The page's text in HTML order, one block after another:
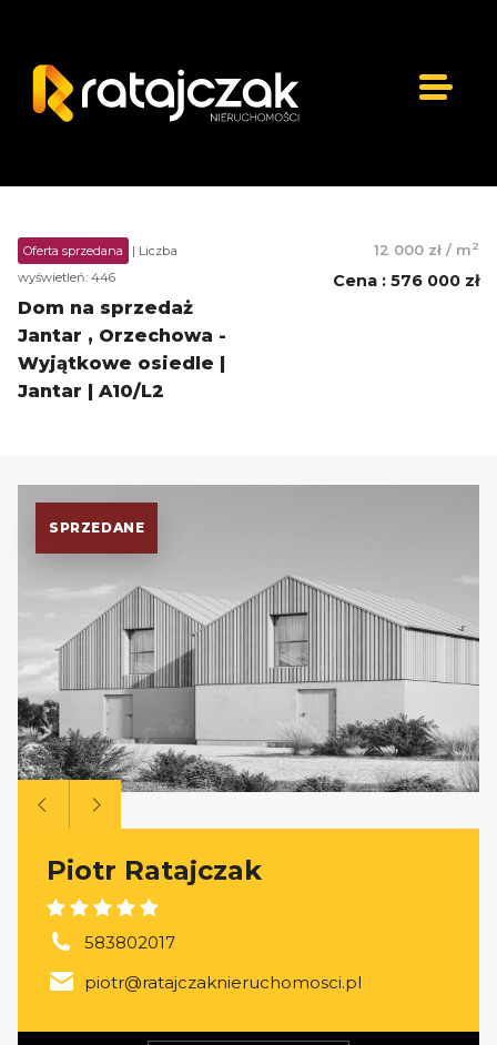
Oferta sprzedana
| Liczba
wyświetleń: 446
Dom na sprzedaż
Jantar , Orzechowa -
Wyjątkowe osiedle |
Jantar | A10/L2
12 000 zł / m2
Cena : 576 000 zł
SPRZEDANE
Piotr Ratajczak
583802017
piotr@ratajczaknieruchomosci.pl